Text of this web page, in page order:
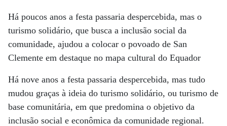
Há poucos anos a festa passaria despercebida, mas o
turismo solidário, que busca a inclusão social da
comunidade, ajudou a colocar o povoado de San
Clemente em destaque no mapa cultural do Equador
Há nove anos a festa passaria despercebida, mas tudo
mudou graças à ideia do turismo solidário, ou turismo de
base comunitária, em que predomina o objetivo da
inclusão social e econômica da comunidade regional.